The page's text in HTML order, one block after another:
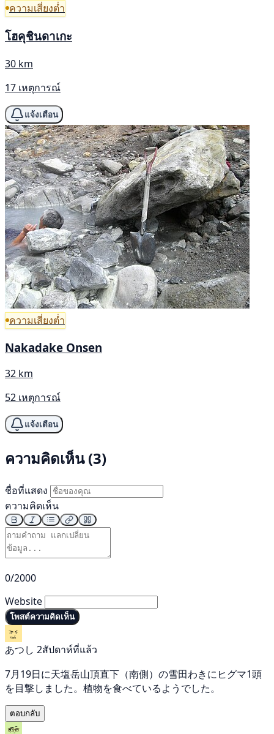
ความเสี่ยงต่ำ
โฮคุชินดาเกะ
30 km
17 เหตุการณ์
แจ้งเตือน
ความเสี่ยงต่ำ
Nakadake Onsen
32 km
52 เหตุการณ์
แจ้งเตือน
ความคิดเห็น (3)
ชื่อที่แสดง
ความคิดเห็น
0/2000
Website
โพสต์ความคิดเห็น
あつし 2สัปดาห์ที่แล้ว
7月19日に天塩岳山頂直下（南側）の雪田わきにヒグマ1頭
を目撃しました。植物を食べているようでした。
ตอบกลับ